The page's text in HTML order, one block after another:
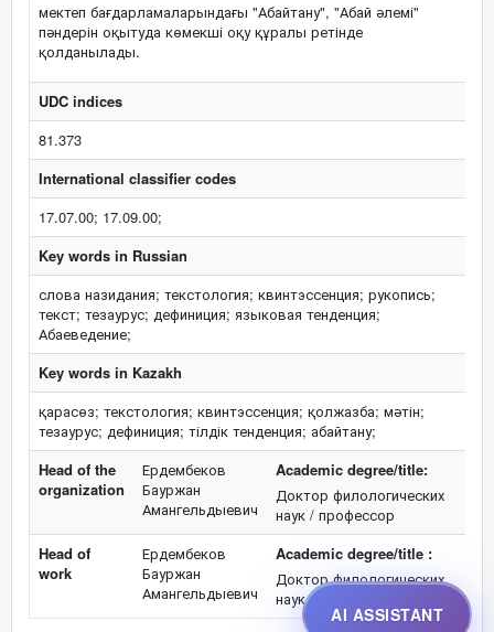
мектеп бағдарламаларындағы "Абайтану", "Абай әлемі"
пәндерін оқытуда көмекші оқу құралы ретінде
қолданылады.
UDC indices
81.373
International classifier codes
17.07.00; 17.09.00;
Key words in Russian
слова назидания; текстология; квинтэссенция; рукопись;
текст; тезаурус; дефиниция; языковая тенденция;
Абаеведение;
Key words in Kazakh
қарасөз; текстология; квинтэссенция; қолжазба; мәтін;
тезаурус; дефиниция; тілдік тенденция; абайтану;
Head of the
organization
Ердембеков
Бауржан
Амангельдыевич
Academic degree/title:
Доктор филологических
наук / профессор
Head of
work
Ердембеков
Бауржан
Амангельдыевич
Academic degree/title :
Доктор филологических
наук / профессор
AI ASSISTANT